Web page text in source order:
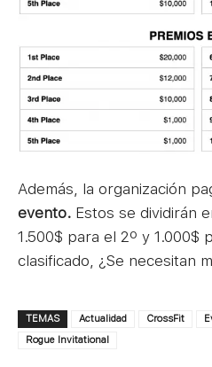
Además, la organización
evento. Estos se dividirán
1.500$ para el 2º y 1.000$
clasificado, ¿Se necesitan
TEMAS Actualidad CrossFit
Rogue Invitational